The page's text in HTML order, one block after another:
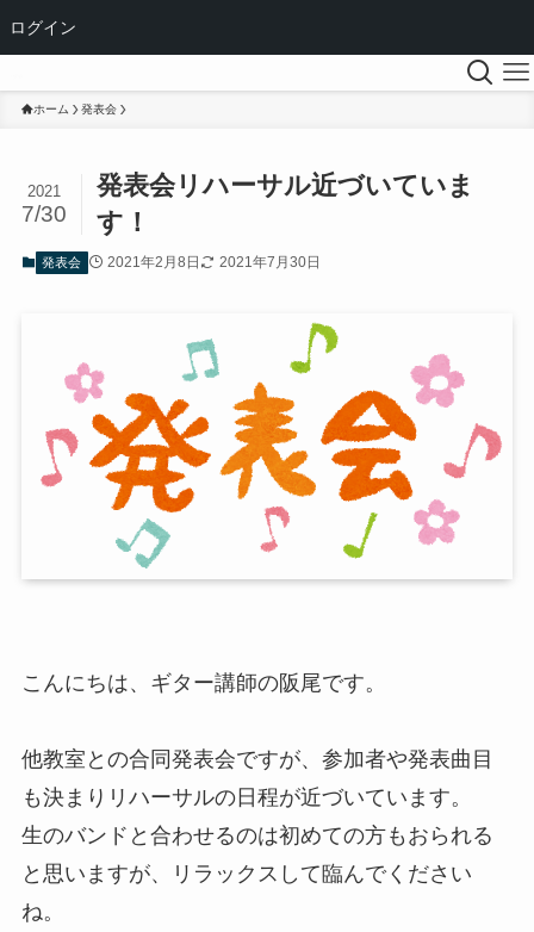
ログイン
ホーム 発表会
発表会リハーサル近づいていま
す！
2021
7/30
発表会 2021年2月8日 2021年7月30日
こんにちは、ギター講師の阪尾です。
他教室との合同発表会ですが、参加者や発表曲目
も決まりリハーサルの日程が近づいています。
生のバンドと合わせるのは初めての方もおられる
と思いますが、リラックスして臨んでください
ね。